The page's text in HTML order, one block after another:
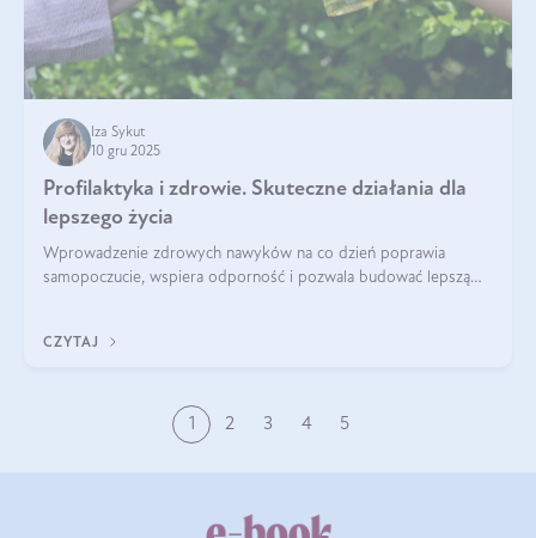
Iza Sykut
10 gru 2025
Profilaktyka i zdrowie. Skuteczne działania dla
lepszego życia
Wprowadzenie zdrowych nawyków na co dzień poprawia
samopoczucie, wspiera odporność i pozwala budować lepszą
CZYTAJ
1 2 3 4 5